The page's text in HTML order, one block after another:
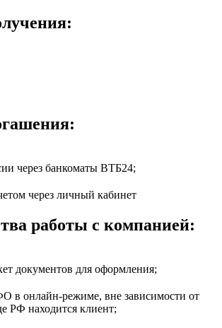
через банкоматы ВТБ24;
через личный кабинет
работы с компанией:
документов для оформления;
в онлайн-режиме, вне зависимости от
РФ находится клиент;